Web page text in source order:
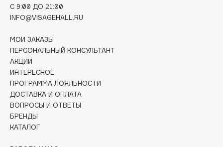
Dorco
Dr. Vranjes Firenze
Dr.Althea
Dr.Ceuracle
Dr.Jart+
DSD de Luxe
Dyson
C 9:00 ДО 21:00
INFO@VISAGEHALL.RU
МОИ ЗАКАЗЫ
ПЕРСОНАЛЬНЫЙ КОНСУЛЬТАНТ
АКЦИИ
ИНТЕРЕСНОЕ
ПРОГРАММА ЛОЯЛЬНОСТИ
ДОСТАВКА И ОПЛАТА
ВОПРОСЫ И ОТВЕТЫ
БРЕНДЫ
КАТАЛОГ